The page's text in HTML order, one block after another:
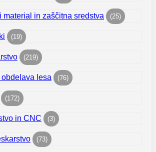
material in zaščitna sredstva (25)
(19)
(219)
obdelava lesa (76)
(172)
in CNC (3)
(73)